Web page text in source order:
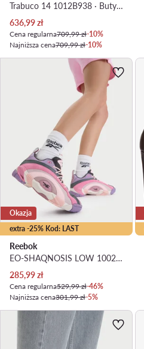
Trabuco 14 1012B938 · Buty do biegania
Aktualna cena
636,99zł
Cena regularna709,99 zł-10%
Najniższa cena709,99 zł-10%
extra -25% Kod: LAST
Okazja
Reebok
EO-SHAQNOSIS LOW 100245140 · Buty do koszykówki
Aktualna cena
285,99zł
Cena regularna529,99 zł-46%
Najniższa cena301,99 zł-5%